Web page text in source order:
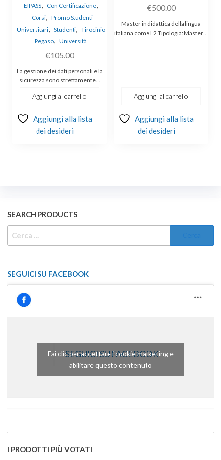
EIPASS, Con Certificazione,
Corsi, Promo Studenti
Universitari, Studenti, Tirocinio
Pegaso, Università
€105.00
La gestione dei dati personali e la
sicurezza sono strettamente…
Aggiungi al carrello
Aggiungi alla lista
dei desideri
€500.00
Master in didattica della lingua
italiana come L2 Tipologia: Master…
Aggiungi al carrello
Aggiungi alla lista
dei desideri
SEARCH PRODUCTS
SEGUICI SU FACEBOOK
SEGUICI SU FACEBOOK
Fai clic per accettare i cookie marketing e
abilitare questo contenuto
I PRODOTTI PIÙ VOTATI